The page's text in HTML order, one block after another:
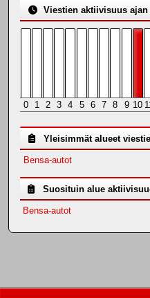
Viestien aktiivisuus ajan
0 1 2 3 4 5 6 7 8 9 10
Yleisimmät alueet
Bensa-autot
Suosituin alue
Bensa-autot